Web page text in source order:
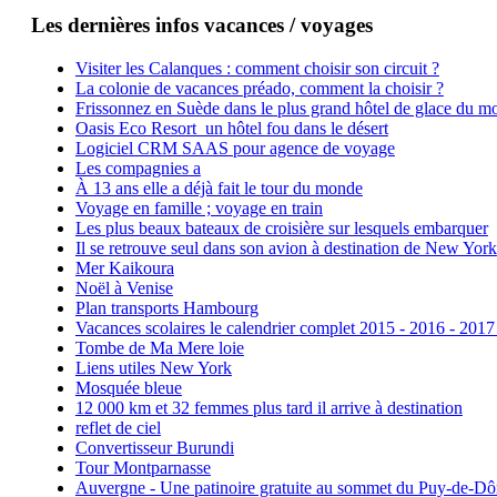
Les dernières infos vacances / voyages
Visiter les Calanques : comment choisir son circuit ?
La colonie de vacances préado, comment la choisir ?
Frissonnez en Suède dans le plus grand hôtel de glace du
Oasis Eco Resort un hôtel fou dans le désert
Logiciel CRM SAAS pour agence de voyage
Les compagnies a
À 13 ans elle a déjà fait le tour du monde
Voyage en famille ; voyage en train
Les plus beaux bateaux de croisière sur lesquels embarquer
Il se retrouve seul dans son avion à destination de New York
Mer Kaikoura
Noël à Venise
Plan transports Hambourg
Vacances scolaires le calendrier complet 2015 - 2016 -
Tombe de Ma Mere loie
Liens utiles New York
Mosquée bleue
12 000 km et 32 femmes plus tard il arrive à destination
reflet de ciel
Convertisseur Burundi
Tour Montparnasse
Auvergne - Une patinoire gratuite au sommet du Puy-de-